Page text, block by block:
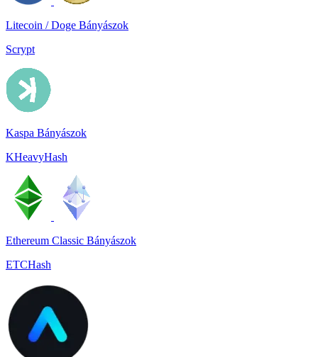
Litecoin / Doge Bányászok
Scrypt
Kaspa Bányászok
KHeavyHash
Ethereum Classic Bányászok
ETCHash